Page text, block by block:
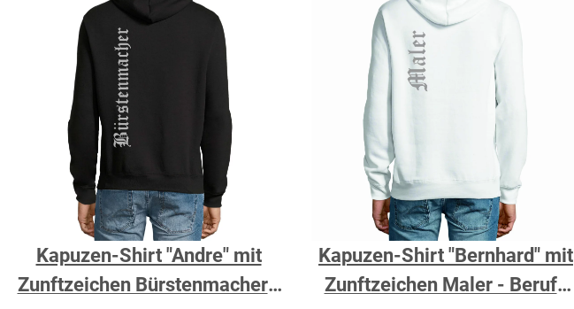
Kapuzen-Shirt "Andre" mit
Zunftzeichen Bürstenmacher -
Kapuzen-Shirt "Bernhard" mit
Zunftzeichen Maler - Berufe